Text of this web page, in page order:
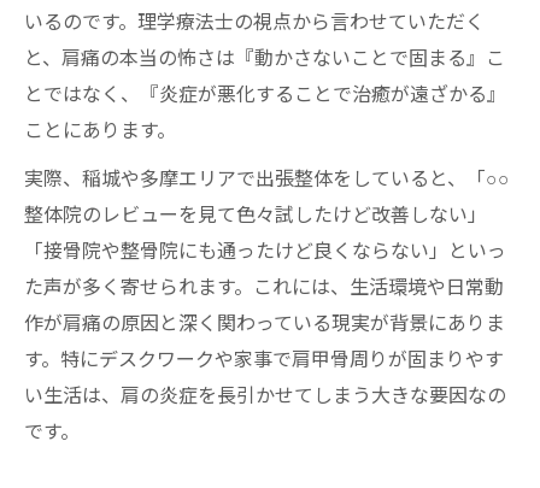
いるのです。理学療法士の視点から言わせていただく
と、肩痛の本当の怖さは『動かさないことで固まる』こ
とではなく、『炎症が悪化することで治癒が遠ざかる』
ことにあります。
実際、稲城や多摩エリアで出張整体をしていると、「○○
整体院のレビューを見て色々試したけど改善しない」
「接骨院や整骨院にも通ったけど良くならない」といっ
た声が多く寄せられます。これには、生活環境や日常動
作が肩痛の原因と深く関わっている現実が背景にありま
す。特にデスクワークや家事で肩甲骨周りが固まりやす
い生活は、肩の炎症を長引かせてしまう大きな要因なの
です。